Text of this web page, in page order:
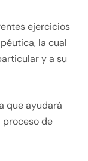
ejercicios
la cual
y a su
que ayudará
de